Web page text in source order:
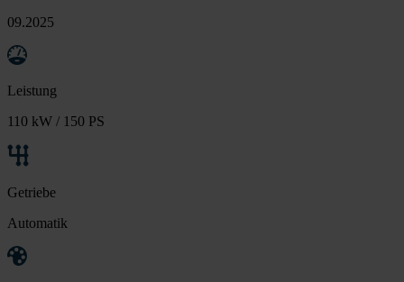
09.2025
Leistung
110 kW / 150 PS
Getriebe
Automatik